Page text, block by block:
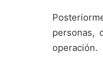
personas,
operación.